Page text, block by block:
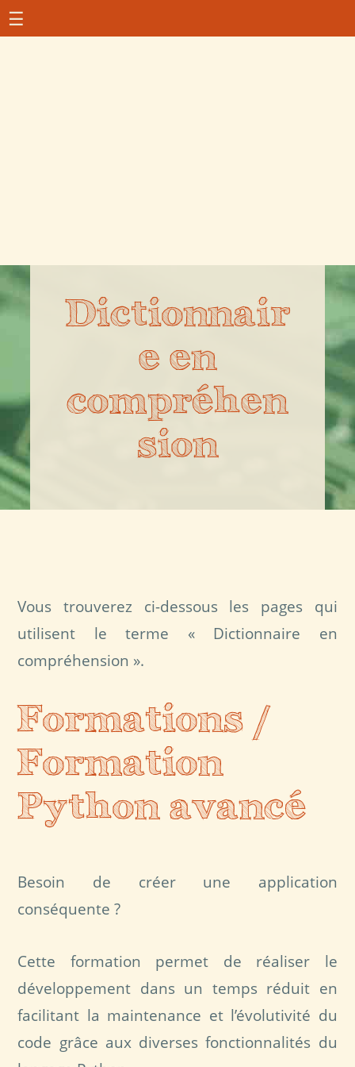
☰
Dictionnair
e en
compréhen
sion
Vous trouverez ci-dessous les pages qui
utilisent le terme « Dictionnaire en
compréhension ».
Formations /
Formation
Python avancé
Besoin de créer une application
conséquente ?
Cette formation permet de réaliser le
développement dans un temps réduit en
facilitant la maintenance et l’évolutivité du
code grâce aux diverses fonctionnalités du